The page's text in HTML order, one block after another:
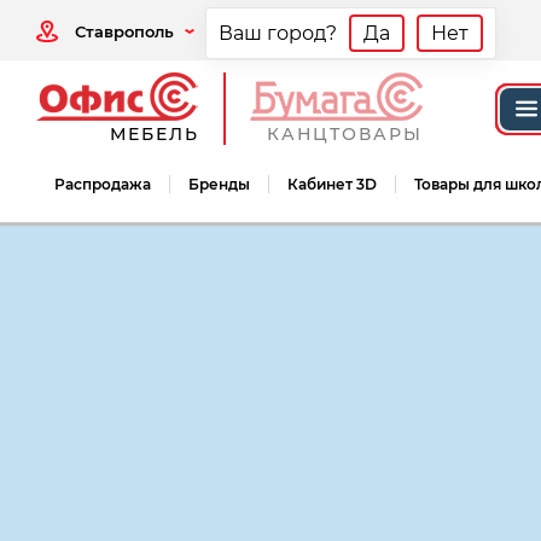
Ставрополь Ваш город? Да Нет
МЕБЕЛЬ КАНЦТОВАРЫ
Распродажа Бренды Кабинет 3D Товары для